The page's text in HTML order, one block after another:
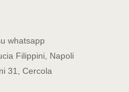
whatsapp
Filippini, Napoli
31, Cercola